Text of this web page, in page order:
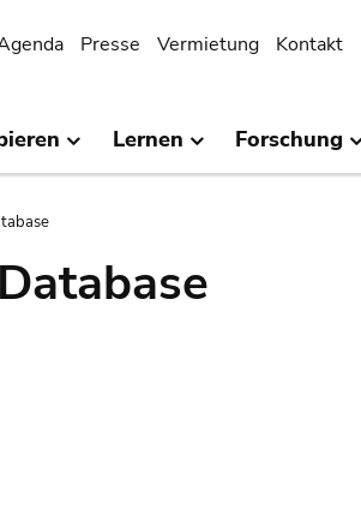
Presse Vermietung Kontakt
Lernen Forschung